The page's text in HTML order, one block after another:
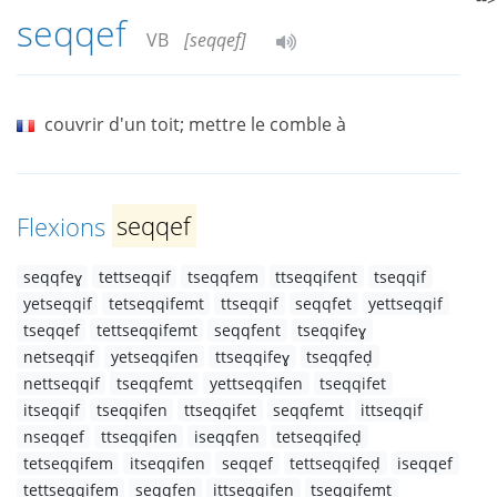
seqqef VB [seqqef]
couvrir d'un toit; mettre le comble à
Flexions seqqef
seqqfeɣ tettseqqif tseqqfem ttseqqifent
tseqqif
yetseqqif
tetseqqifemt ttseqqif seqqfet
yettseqqif
tseqqef
tettseqqifemt seqqfent
tseqqifeɣ
netseqqif
yetseqqifen ttseqqifeɣ
tseqqfeḍ
nettseqqif
tseqqfemt yettseqqifen
tseqqifet
itseqqif
tseqqifen ttseqqifet seqqfemt
ittseqqif
nseqqef
ttseqqifen iseqqfen
tetseqqifeḍ
tetseqqifem
itseqqifen seqqef tettseqqifeḍ
iseqqef
tettseqqifem
seqqfen ittseqqifen tseqqifemt